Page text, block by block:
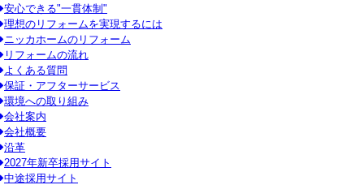
安心できる"一貫体制"
理想のリフォームを実現するには
ニッカホームのリフォーム
リフォームの流れ
よくある質問
保証・アフターサービス
環境への取り組み
会社案内
会社概要
沿革
2027年新卒採用サイト
中途採用サイト